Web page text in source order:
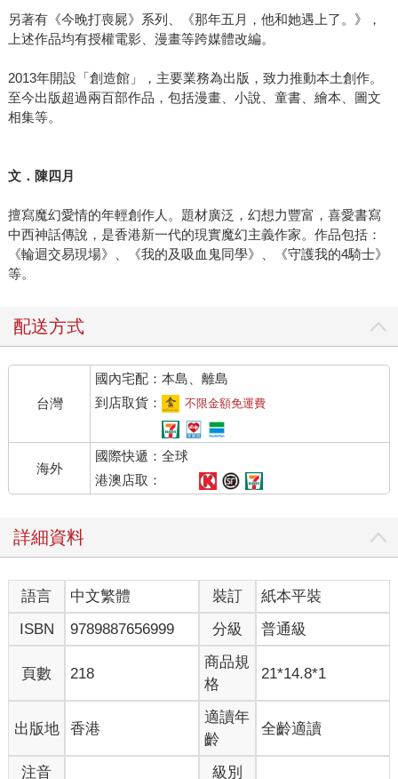
另著有《今晚打喪屍》系列、《那年五月，他和她遇上了。》，
上述作品均有授權電影、漫畫等跨媒體改編。
2013年開設「創造館」，主要業務為出版，致力推動本土創作。
至今出版超過兩百部作品，包括漫畫、小說、童書、繪本、圖文
相集等。
文．陳四月
擅寫魔幻愛情的年輕創作人。題材廣泛，幻想力豐富，喜愛書寫
中西神話傳說，是香港新一代的現實魔幻主義作家。作品包括：
《輪迴交易現場》、《我的及吸血鬼同學》、《守護我的4騎士》
等。
配送方式
台灣
國內宅配：本島、離島
到店取貨：
不限金額免運費
海外
國際快遞：全球
港澳店取：
詳細資料
語言 中文繁體 裝訂
紙本平裝
ISBN
9789887656999 分級 普通級
頁數 218
商品規
格
21*14.8*1
出版地 香港
適讀年
齡
全齡適讀
注音 級別